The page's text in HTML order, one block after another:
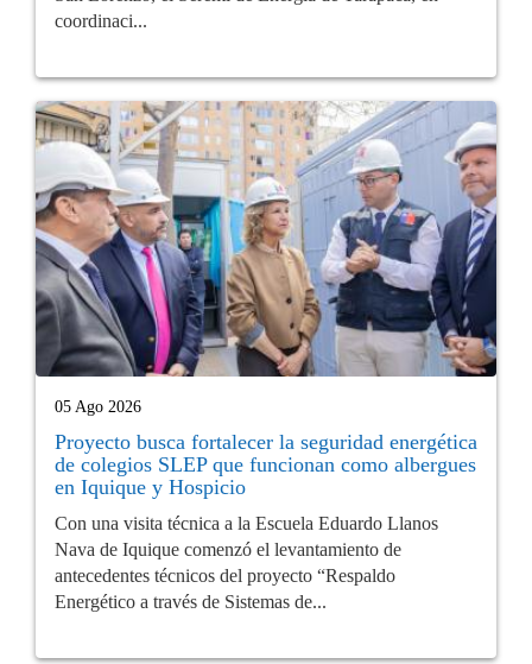
coordinaci...
05 Ago 2026
Proyecto busca fortalecer la seguridad energética
de colegios SLEP que funcionan como albergues
en Iquique y Hospicio
Con una visita técnica a la Escuela Eduardo Llanos
Nava de Iquique comenzó el levantamiento de
antecedentes técnicos del proyecto “Respaldo
Energético a través de Sistemas de...